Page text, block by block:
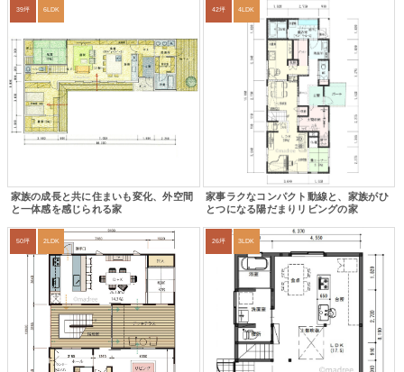
39坪 6LDK
家族の成長と共に住まいも変化、外空間
と一体感を感じられる家
42坪 4LDK
家事ラクなコンパクト動線と、家族がひ
とつになる陽だまりリビングの家
50坪 2LDK 26坪 3LDK